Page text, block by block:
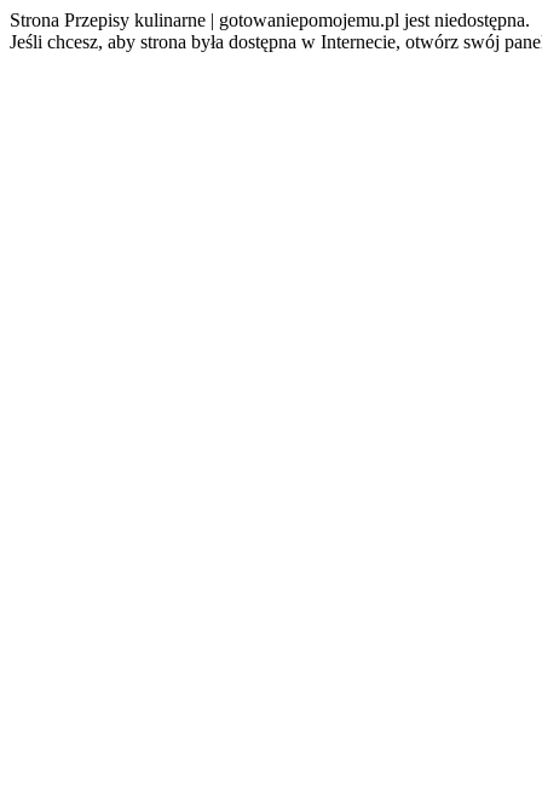
Strona Przepisy kulinarne | gotowaniepomojemu.pl jest niedostępna.
Jeśli chcesz, aby strona była dostępna w Internecie, otwórz swój